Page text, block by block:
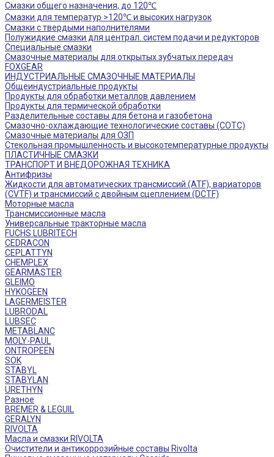
Смазки общего назначения, до 120℃
Смазки для температур >120℃ и высоких нагрузок
Смазки с твердыми наполнителями
Полужидкие смазки для централ. систем подачи и редукторов
Специальные смазки
Смазочные материалы для открытых зубчатых передач
FOXGEAR
ИНДУСТРИАЛЬНЫЕ СМАЗОЧНЫЕ МАТЕРИАЛЫ
Общеиндустриальные продукты
Продукты для обработки металлов давлением
Продукты для термической обработки
Разделительные составы для бетона и газобетона
Смазочно-охлаждающие технологические составы (СОТС)
Смазочные материалы для ОЗП
Стекольная промышленность и высокотемпературные продукты
ПЛАСТИЧНЫЕ СМАЗКИ
ТРАНСПОРТ И ВНЕДОРОЖНАЯ ТЕХНИКА
Антифризы
Жидкости для автоматических трансмиссий (ATF), вариаторов
(CVTF) и трансмиссий с двойным сцеплением (DCTF)
Моторные масла
Трансмиссионные масла
Универсальные тракторные масла
FUCHS LUBRITECH
CEDRACON
CEPLATTYN
CHEMPLEX
GEARMASTER
GLEIMO
HYKOGEEN
LAGERMEISTER
LUBRODAL
LUBSEC
METABLANC
MOLY-PAUL
ONTROPEEN
SOK
STABYL
STABYLAN
URETHYN
Разное
BREMER & LEGUIL
GERALYN
RIVOLTA
Масла и смазки RIVOLTA
Очистители и антикоррозийные составы Rivolta